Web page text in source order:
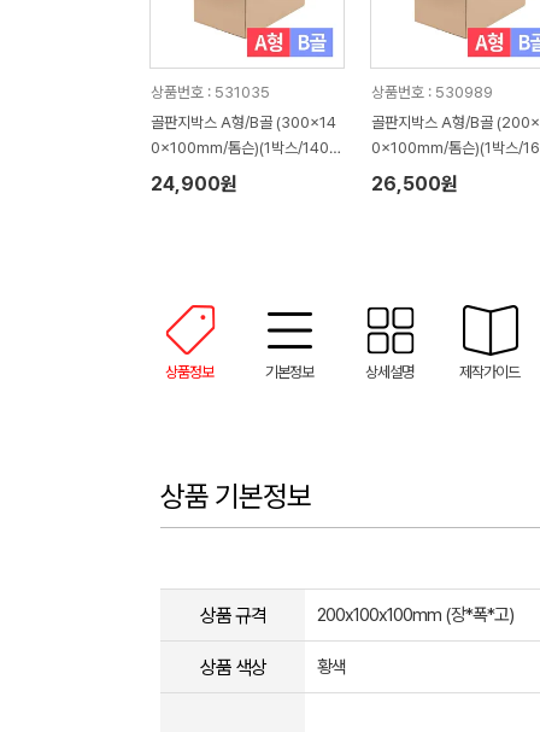
상품번호 : 531035
골판지박스 A형/B골 (300x14
0x100mm/톰슨)(1박스/140
장)
24,900원
상품번호 : 530989
골판지박스 A형/B골
0x100mm/톰슨)(1박스/
장)
26,500원
상품정보 기본정보 상세설명 제작가이드
상품 기본정보
상품 규격 200x100x100mm (장*폭*고)
상품 색상 황색